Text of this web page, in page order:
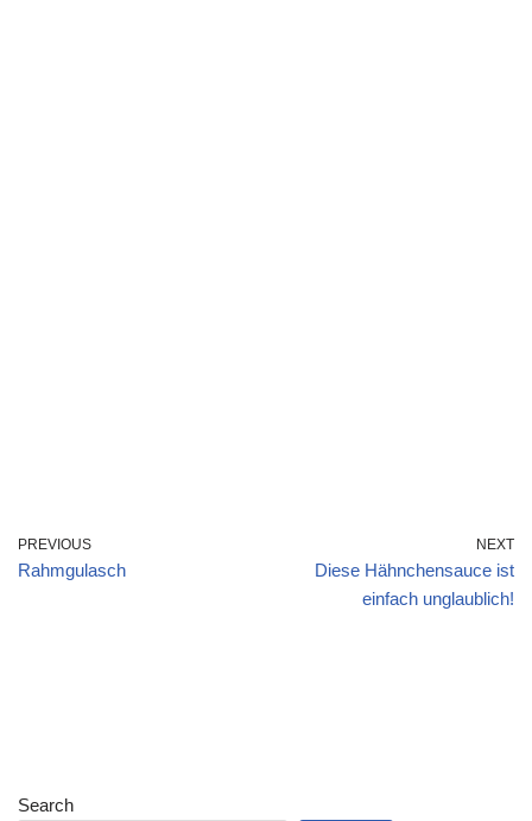
PREVIOUS
Rahmgulasch
NEXT
Diese Hähnchensauce ist
einfach unglaublich!
Search